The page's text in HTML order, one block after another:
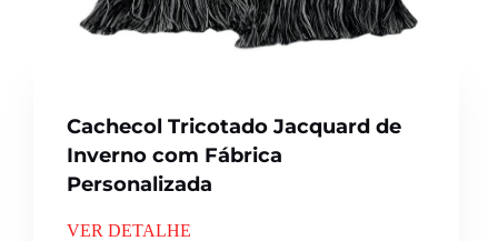
Cachecol Tricotado Jacquard de
Inverno com Fábrica
Personalizada
VER DETALHE